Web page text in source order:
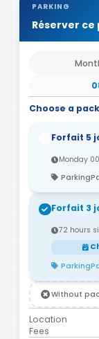
PARKING
Réserver
Choose a
Forfait 5
Monday
Forfait 3
72 hours
Without
Location
Fees